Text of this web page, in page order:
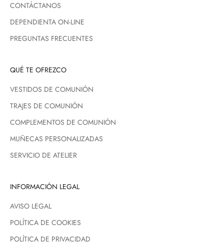
CONTÁCTANOS
DEPENDIENTA ON-LINE
PREGUNTAS FRECUENTES
QUÉ TE OFREZCO
VESTIDOS DE COMUNIÓN
TRAJES DE COMUNIÓN
COMPLEMENTOS DE COMUNIÓN
MUÑECAS PERSONALIZADAS
SERVICIO DE ATELIER
INFORMACIÓN LEGAL
AVISO LEGAL
POLÍTICA DE COOKIES
POLÍTICA DE PRIVACIDAD